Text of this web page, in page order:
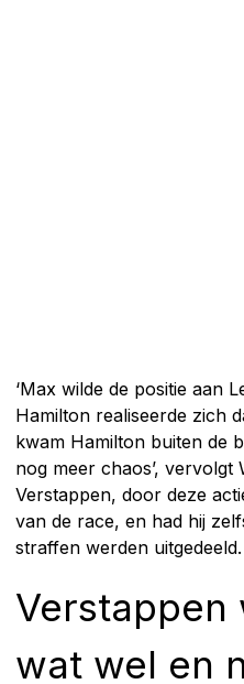
‘Max wilde de positie aan
Hamilton realiseerde zich
kwam Hamilton buiten de
nog meer chaos’, vervolgt
Verstappen, door deze
van de race, en had hij
straffen werden uitgedeeld.
Verstappen
wat wel en